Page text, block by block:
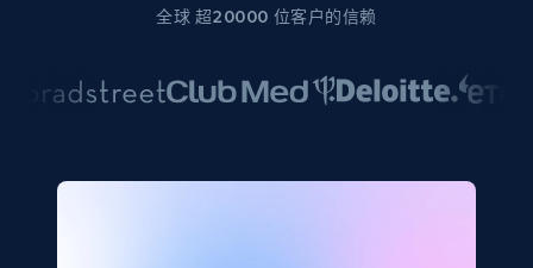
全球 超20000 位客户的信赖